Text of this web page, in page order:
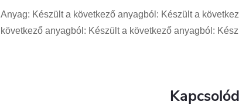
Anyag: Készült a következő anyagból: Készült a
következő anyagból: Készült a következő anyagból: